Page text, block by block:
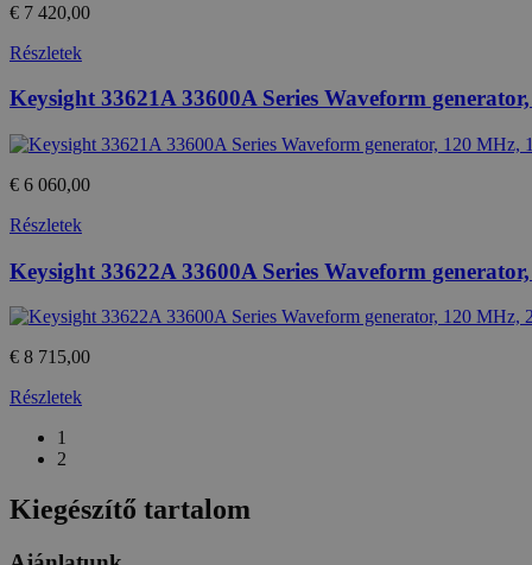
€ 7 420,00
Részletek
Keysight 33621A 33600A Series Waveform
€ 6 060,00
Részletek
Keysight 33622A 33600A Series Waveform
€ 8 715,00
Részletek
1
2
Kiegészítő tartalom
Provider
Domain
Google
LLC
Név